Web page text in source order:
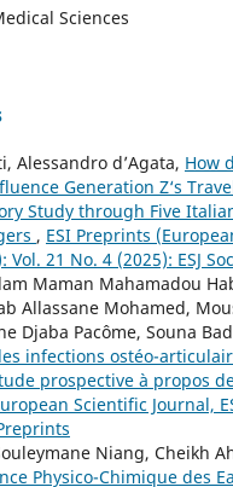
Sciences
Alessandro d’Agata, How
Generation Z‘s
Study through Five
, ESI Preprints
Vol. 21 No. 4 (2025): ESJ
Maman Mahamadou
Allassane Mohamed,
Djaba Pacôme, Souna
infections ostéo-
prospective à propos
Scientific Journal,
Niang, Cheikh
Physico-Chimique des